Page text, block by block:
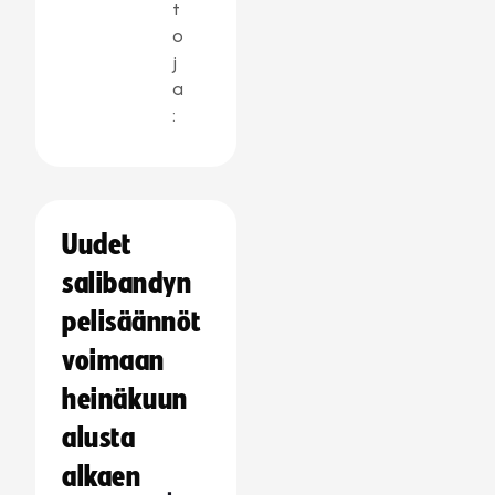
t
o
j
a
:
Uudet
salibandyn
pelisäännöt
voimaan
heinäkuun
alusta
alkaen